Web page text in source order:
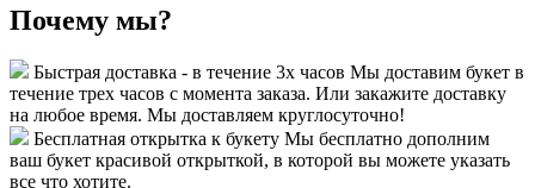
Почему мы?
Быстрая доставка - в течение 3х часов Мы доставим букет в
течение трех часов с момента заказа. Или закажите доставку
на любое время. Мы доставляем круглосуточно!
Бесплатная открытка к букету Мы бесплатно дополним
ваш букет красивой открыткой, в которой вы можете указать
все что хотите.